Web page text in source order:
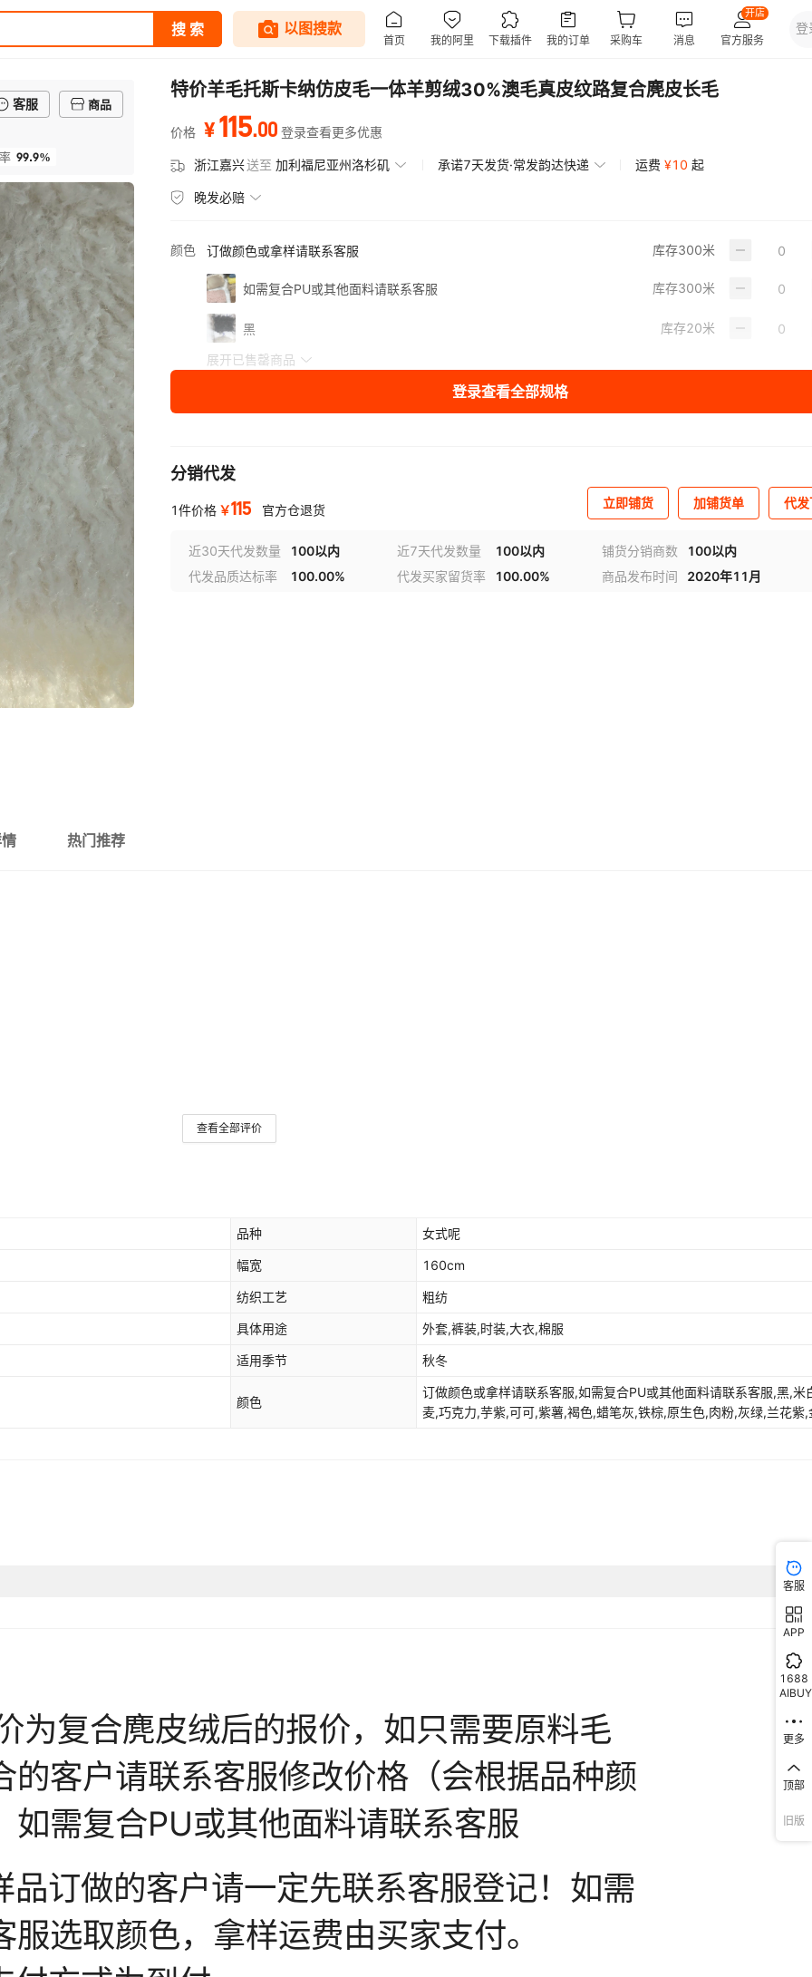
客服 商品
99.9%
特价羊毛托斯卡纳仿皮毛一体羊剪绒30%澳毛真皮纹路复合麂皮长毛
价格 ¥115.00 登录查看更多优惠
浙江嘉兴送至 加利福尼亚州洛杉矶 承诺7天发货·常发韵达快递 运费 ¥10 起
晚发必赔
颜色 订做颜色或拿样请联系客服 库存300米
如需复合PU或其他面料请联系客服 库存300米
黑 库存20米
展开已售罄商品
登录查看全部规格
分销代发
1件价格 ￥115 官方仓退货 立即铺货 加铺货单 代
近30天代发数量 100以内 近7天代发数量 100以内 铺货分销商数
100以内
代发品质达标率
100.00% 代发买家留货率 100.00% 商品发布时间 2020年11月
热门推荐
查看全部评价
品种 女式呢
幅宽 160cm
纺织工艺 粗纺
具体用途 外套,裤装,时装,大衣,棉服
适用季节 秋冬
颜色
订做颜色或拿样请联系客服,如需复合PU或其他面料请联系客服,黑,米
麦,巧克力,芋紫,可可,紫薯,褐色,蜡笔灰,铁棕,原生色,肉粉,灰绿,兰花紫,
客服
APP
1688
AIBUY
更多
顶部
旧版